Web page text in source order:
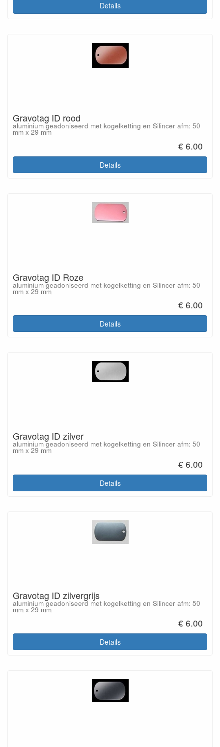
Details
Gravotag ID rood
aluminium geadoniseerd met kogelketting en Silincer afm: 50
mm x 29 mm
€ 6.00
Details
Gravotag ID Roze
aluminium geadoniseerd met kogelketting en Silincer afm: 50
mm x 29 mm
€ 6.00
Details
Gravotag ID zilver
aluminium geadoniseerd met kogelketting en Silincer afm: 50
mm x 29 mm
€ 6.00
Details
Gravotag ID zilvergrijs
aluminium geadoniseerd met kogelketting en Silincer afm: 50
mm x 29 mm
€ 6.00
Details